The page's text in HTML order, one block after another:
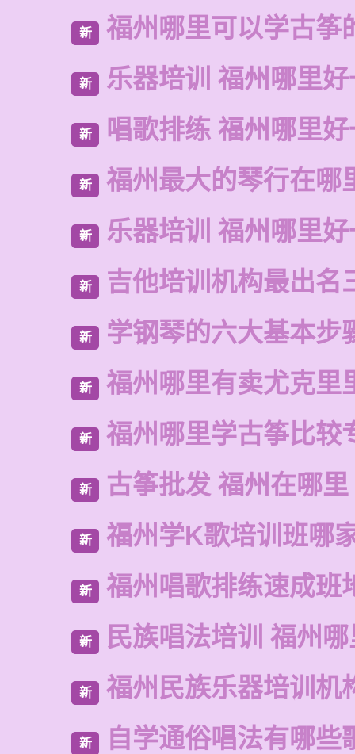
新 福州哪里可以学古筝
新 乐器培训 福州哪里
新 唱歌排练 福州哪里
新 福州最大的琴行在哪
新 乐器培训 福州哪里
新 吉他培训机构最出名
新 学钢琴的六大基本步
新 福州哪里有卖尤克里
新 福州哪里学古筝比较
新 古筝批发 福州在哪里
新 福州学K歌培训班哪
新 福州唱歌排练速成班
新 民族唱法培训 福州
新 福州民族乐器培训机
新 自学通俗唱法有哪些